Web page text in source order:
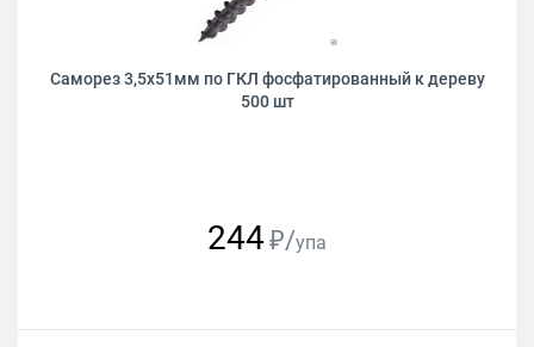
Саморез 3,5х51мм по ГКЛ фосфатированный к дереву
500 шт
244₽/упа